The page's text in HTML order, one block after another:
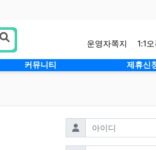
운영자쪽지 1:1
커뮤니티 제휴신
아이디 필수